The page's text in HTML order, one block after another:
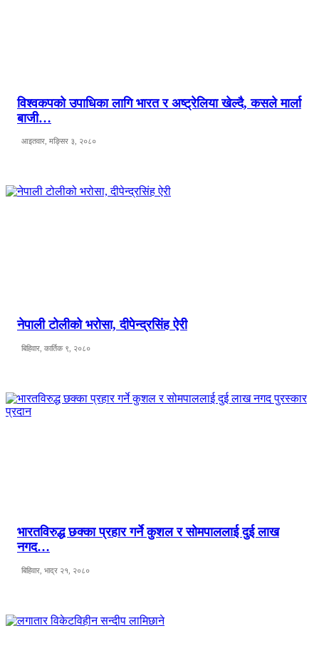
विश्वकपको उपाधिका लागि भारत र अष्ट्रेलिया खेल्दै, कसले मार्ला
बाजी…
आइतवार, मङ्सिर ३, २०८०
नेपाली टोलीको भरोसा, दीपेन्द्रसिंह ऐरी
बिहिवार, कार्तिक ९, २०८०
भारतविरुद्ध छक्का प्रहार गर्ने कुशल र सोमपाललाई दुई लाख
नगद…
बिहिवार, भाद्र २१, २०८०